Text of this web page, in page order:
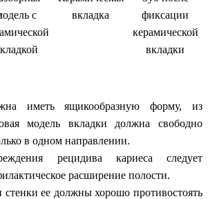
с
вкладка
фиксации
керамической
вкладки
иметь ящикообразную форму, из
модель вкладки должна свободно
в одном направлении.
рецидива кариеса следует
расширение полости.
ее должны хорошо противостоять